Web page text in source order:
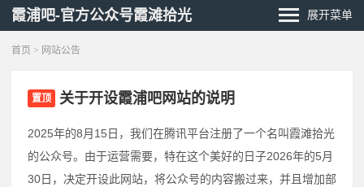
霞浦吧-官方公众号霞滩拾光 展开菜单
首页 > 网站公告
置顶 关于开设霞浦吧网站的说明
2025年的8月15日，我们在腾讯平台注册了一个名叫霞滩拾光
的公众号。由于运营需要，特在这个美好的日子2026年的5月
30日，决定开设此网站，将公众号的内容搬过来，并且增加部